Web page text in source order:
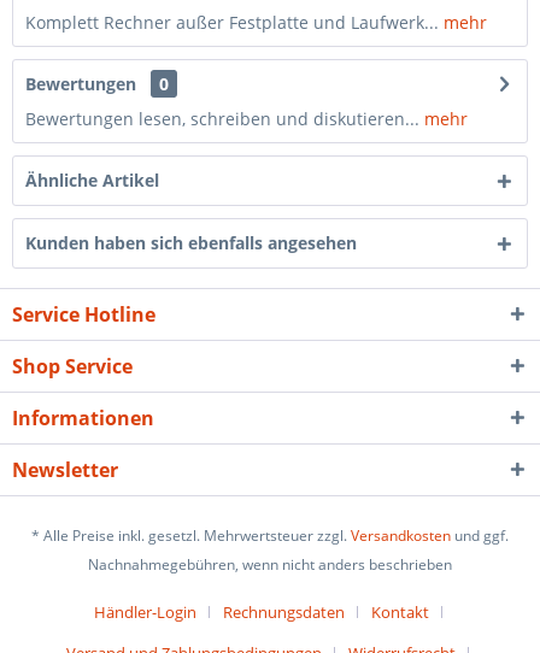
Komplett Rechner außer Festplatte und Laufwerk... mehr
Bewertungen
0
Bewertungen lesen, schreiben und diskutieren... mehr
Ähnliche Artikel
Kunden haben sich ebenfalls angesehen
Service Hotline
Shop Service
Informationen
Newsletter
* Alle Preise inkl. gesetzl. Mehrwertsteuer zzgl.Versandkosten und ggf.
Nachnahmegebühren, wenn nicht anders beschrieben
Händler-Login Rechnungsdaten
Kontakt